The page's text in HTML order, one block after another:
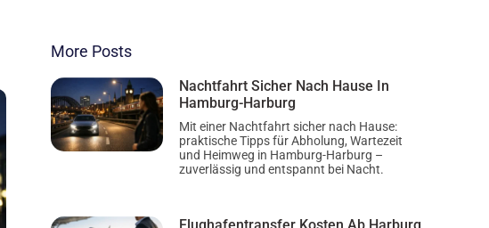
More Posts
Nachtfahrt Sicher Nach Hause In
Hamburg-Harburg
Mit einer Nachtfahrt sicher nach Hause:
praktische Tipps für Abholung, Wartezeit
und Heimweg in Hamburg-Harburg –
zuverlässig und entspannt bei Nacht.